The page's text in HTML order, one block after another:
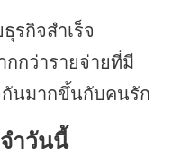
รกิจสำเร็จ
กกว่ารายจ่ายที่มี
กันมากขึ้นกับคนรัก
ำวันนี้